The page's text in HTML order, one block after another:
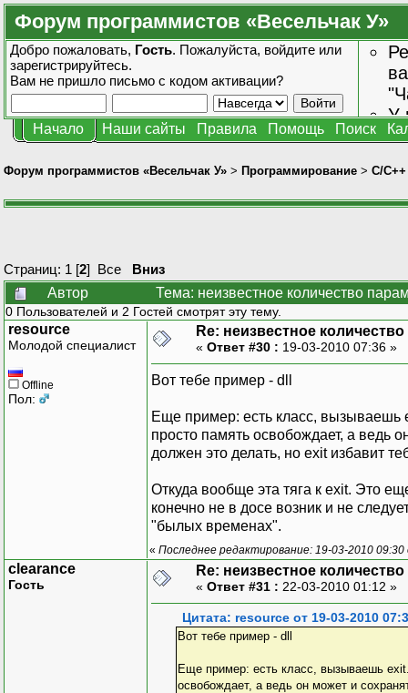
Форум программистов «Весельчак У»
Добро пожаловать, Гость. Пожалуйста, войдите или
зарегистрируйтесь.
Вам не пришло письмо с кодом активации?
У
Начало Наши сайты Правила Помощь Поиск
Форум программистов «Весельчак У» > Программирование > C/C++
Страниц: 1 [2] Все
Вниз
Автор
Тема: неизвестное количество
0 Пользователей и 2 Гостей смотрят эту тему.
resource
Молодой специалист
Offline
Пол:
Re: неизвестное
« Ответ #30 : 19-03-2010 07:36 »
Вот тебе пример - dll
Еще пример: есть класс, вызываешь
просто память освобождает, а ведь
должен это делать, но exit избавит
Откуда вообще эта тяга к exit. Это
конечно не в досе возник и не
"былых временах".
« Последнее редактирование: 19-03-2010
clearance
Гость
Re: неизвестное
« Ответ #31 : 22-03-2010 01:12 »
Цитата: resource от 19-03-2010
Вот тебе пример - dll
Еще пример: есть класс, вызываешь
освобождает, а ведь он может и